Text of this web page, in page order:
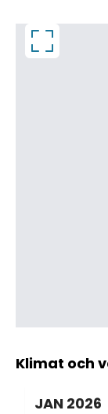
Klimat och
JAN 2026